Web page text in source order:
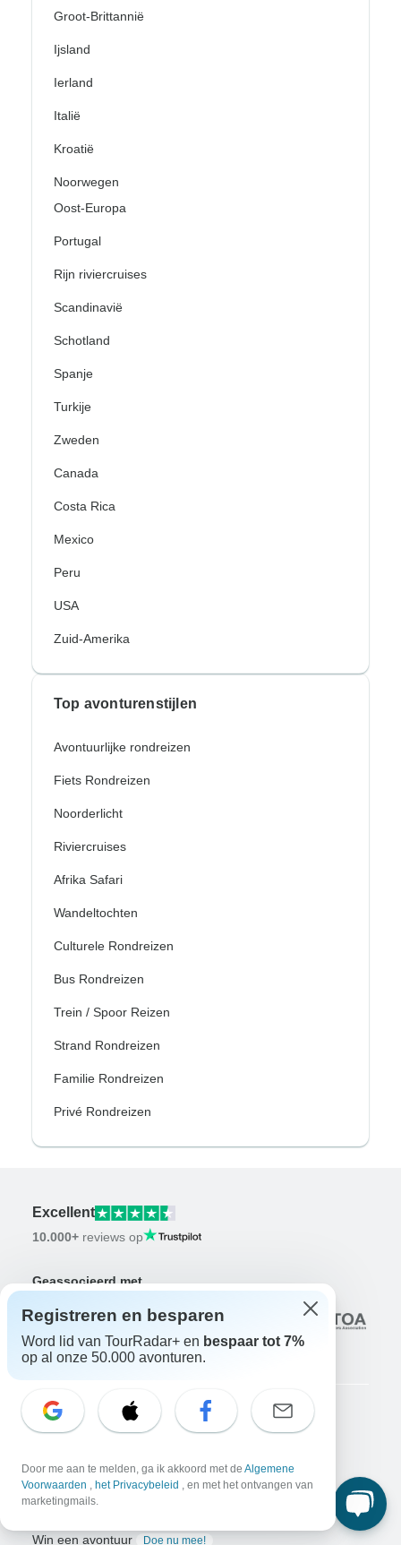
Groot-Brittannië
Ijsland
Ierland
Italië
Kroatië
Noorwegen
Oost-Europa
Portugal
Rijn riviercruises
Scandinavië
Schotland
Spanje
Turkije
Zweden
Canada
Costa Rica
Mexico
Peru
USA
Zuid-Amerika
Top avonturenstijlen
Avontuurlijke rondreizen
Fiets Rondreizen
Noorderlicht
Riviercruises
Afrika Safari
Wandeltochten
Culturele Rondreizen
Bus Rondreizen
Trein / Spoor Reizen
Strand Rondreizen
Familie Rondreizen
Privé Rondreizen
Excellent
10.000+ reviews op
Geassocieerd met
Bedrijf
Vacatures
Solliciteer nu!
Win een avontuur
Doe nu mee!
Registreren en besparen
Word lid van TourRadar+ en bespaar tot 7%
op al onze 50.000 avonturen.
Door me aan te melden, ga ik akkoord met de Algemene
Voorwaarden , het Privacybeleid , en met het ontvangen van
marketingmails.